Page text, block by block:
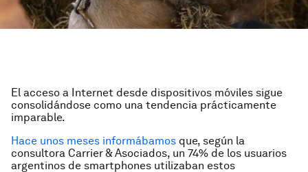
El acceso a Internet desde dispositivos móviles sigue
consolidándose como una tendencia prácticamente
imparable.
Hace unos meses informábamos que, según la
consultora Carrier & Asociados, un 74% de los usuarios
argentinos de smartphones utilizaban estos